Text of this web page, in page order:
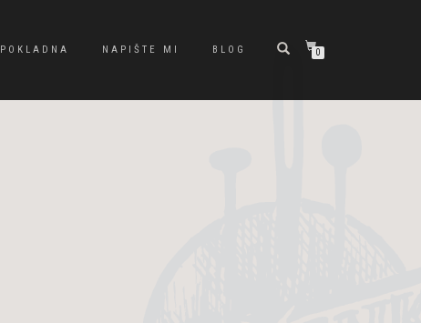
POKLADNA NAPIŠTE MI BLOG 0